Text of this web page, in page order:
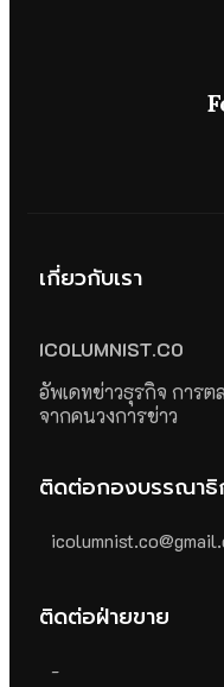
เกี่ยวกับเรา
ICOLUMNIST.CO
อัพเดทข่าวธุรกิจ การต
จากคนวงการข่าว
ติดต่อกองบรรณาธิ
ติดต่อฝ่ายขาย
-